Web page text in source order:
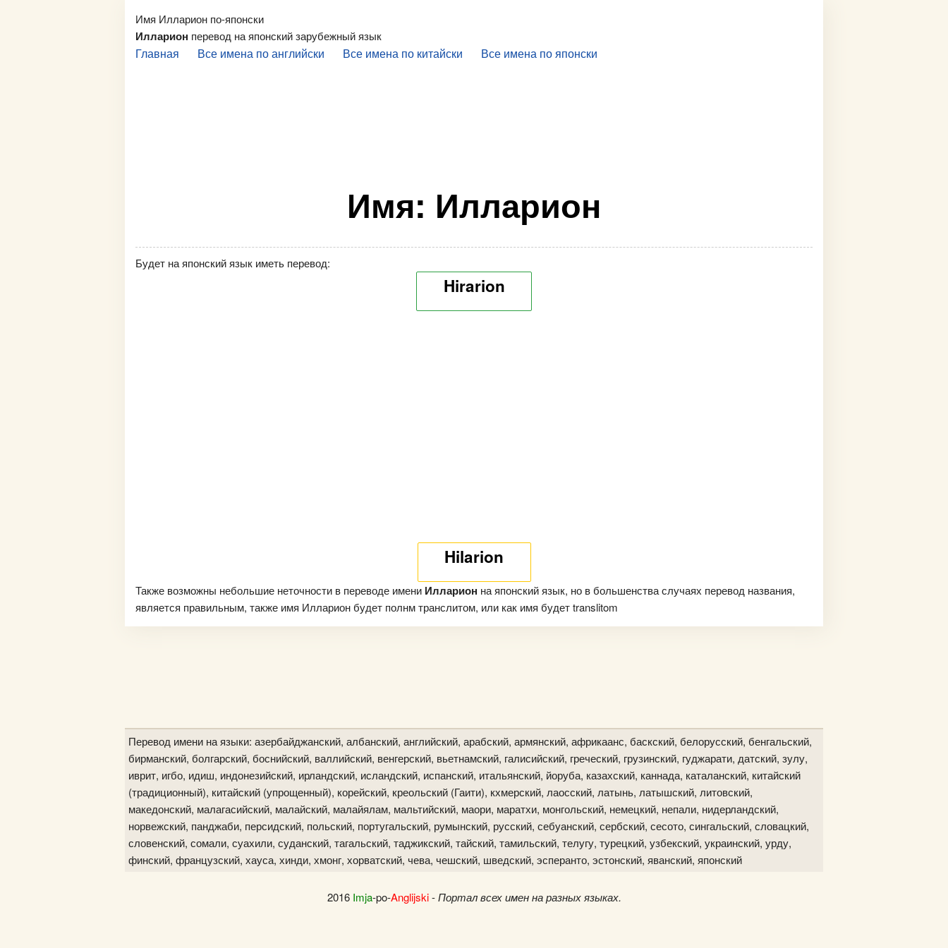
Имя Илларион по-японски
Илларион перевод на японский зарубежный язык
Главная Все имена по английски Все имена по китайски Все имена по японски
Имя: Илларион
Будет на японский язык иметь перевод:
Hirarion
Hilarion
Также возможны небольшие неточности в переводе имени Илларион на японский язык, но в большенства случаях перевод названия,
является правильным, также имя Илларион будет полнм транслитом, или как имя будет translitom
Перевод имени на языки: азербайджанский, албанский, английский, арабский, армянский, африкаанс, баскский, белорусский, бенгальский,
бирманский, болгарский, боснийский, валлийский, венгерский, вьетнамский, галисийский, греческий, грузинский, гуджарати, датский, зулу,
иврит, игбо, идиш, индонезийский, ирландский, исландский, испанский, итальянский, йоруба, казахский, каннада, каталанский, китайский
(традиционный), китайский (упрощенный), корейский, креольский (Гаити), кхмерский, лаосский, латынь, латышский, литовский,
македонский, малагасийский, малайский, малайялам, мальтийский, маори, маратхи, монгольский, немецкий, непали, нидерландский,
норвежский, панджаби, персидский, польский, португальский, румынский, русский, себуанский, сербский, сесото, сингальский, словацкий,
словенский, сомали, суахили, суданский, тагальский, таджикский, тайский, тамильский, телугу, турецкий, узбекский, украинский, урду,
финский, французский, хауса, хинди, хмонг, хорватский, чева, чешский, шведский, эсперанто, эстонский, яванский, японский
2016 Imja-po-Anglijski-Портал всех имен на разных языках.